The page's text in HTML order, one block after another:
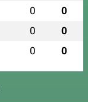
0 0
0 0
0 0